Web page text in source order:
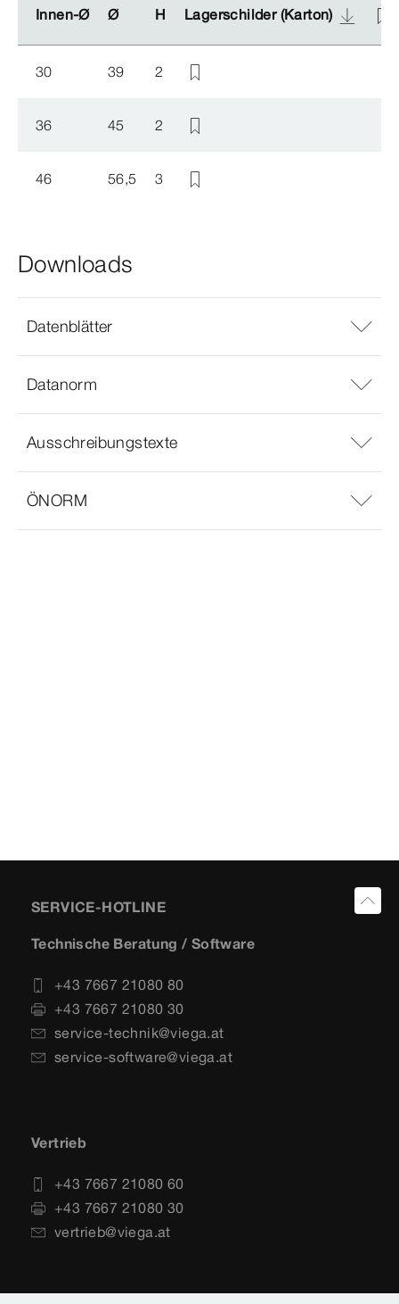
Innen-Ø Ø H Lagerschilder (Karton)
Innen-Ø Ø H Lagerschilder (Karton)
30 39 2
36 45 2
46 56,5 3
Downloads
Datenblätter
Datanorm
Ausschreibungstexte
ÖNORM
SERVICE-HOTLINE
Technische Beratung / Software
+43 7667 21080 80
+43 7667 21080 30
service-technik@viega.at
service-software@viega.at
Vertrieb
+43 7667 21080 60
+43 7667 21080 30
vertrieb@viega.at